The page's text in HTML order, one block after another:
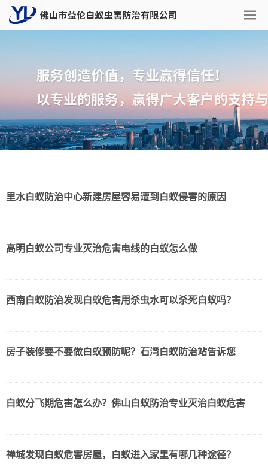
里水白蚁防治中心新建房屋容易遭到白蚁侵害的原因
高明白蚁公司专业灭治危害电线的白蚁怎么做
西南白蚁防治发现白蚁危害用杀虫水可以杀死白蚁吗？
房子装修要不要做白蚁预防呢？石湾白蚁防治站告诉您
白蚁分飞期危害怎么办？佛山白蚁防治专业灭治白蚁危害
禅城发现白蚁危害房屋，白蚁进入家里有哪几种途径？